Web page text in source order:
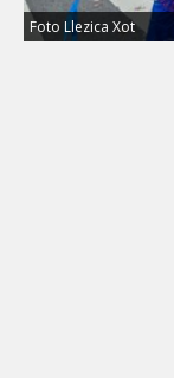
Foto Llezica Xot